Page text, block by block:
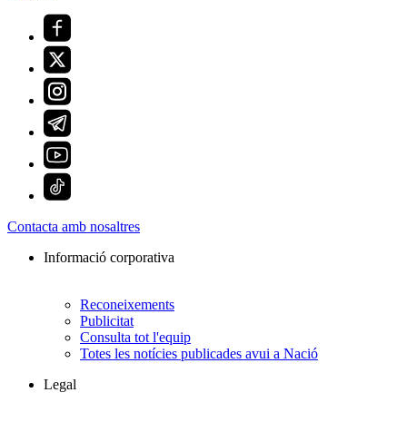
Contacta amb nosaltres
Informació corporativa
Reconeixements
Publicitat
Consulta tot l'equip
Totes les notícies publicades avui a Nació
Legal